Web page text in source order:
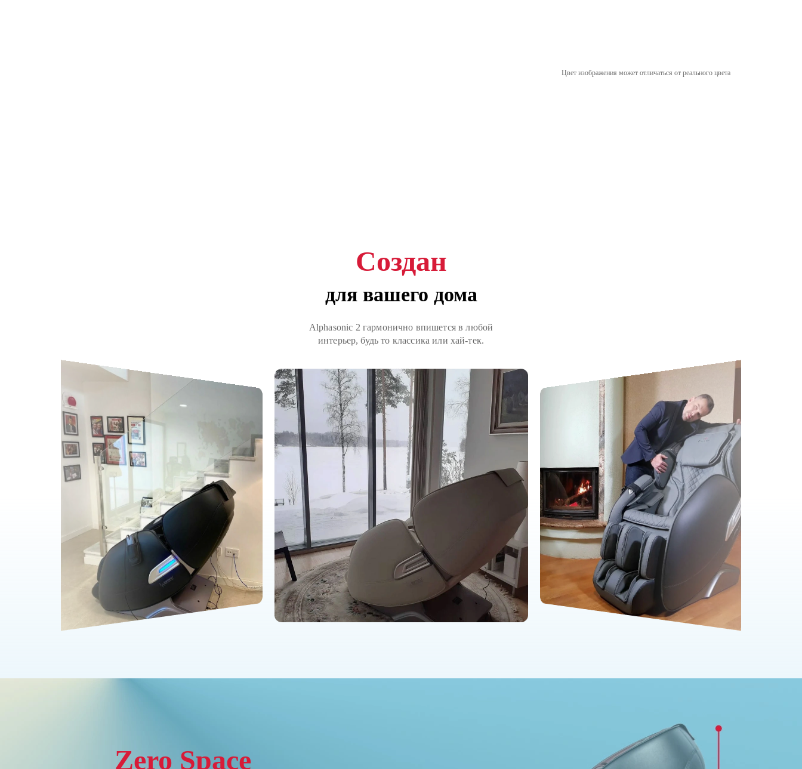
Цвет изображения может отличаться от реального цвета
Создан
для вашего дома
Alphasonic 2 гармонично впишется в любой
интерьер, будь то классика или хай-тек.
Zero Space